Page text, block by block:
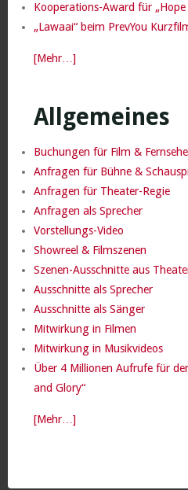
Kooperations-Award für
„Lawaai“ beim PrevYou
[Mehr…]
Allgemeines
Buchungen für Film &
Anfragen für Bühne &
Anfragen für Theater-Regie
Anfragen als Sprecher
Vorstellungs-Video
Showreel & Filmszenen
Szenen-Ausschnitte aus
Ausschnitte als Sprecher
Ausschnitte als Sänger
Mitwirkung in Filmen
Mitwirkung in Musikvideos
Über 4 Millionen Aufrufe für
and Glory“
[Mehr…]